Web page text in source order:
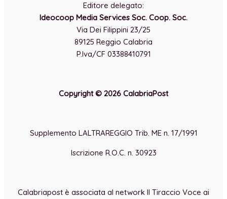
Editore delegato:
Ideocoop Media Services Soc. Coop. Soc.
Via Dei Filippini 23/25
89125 Reggio Calabria
P.Iva/CF 03388410791
Copyright © 2026 CalabriaPost
Supplemento LALTRAREGGIO Trib. ME n. 17/1991
Iscrizione R.O.C. n. 30923
Calabriapost è associata al network Il Tiraccio Voce ai